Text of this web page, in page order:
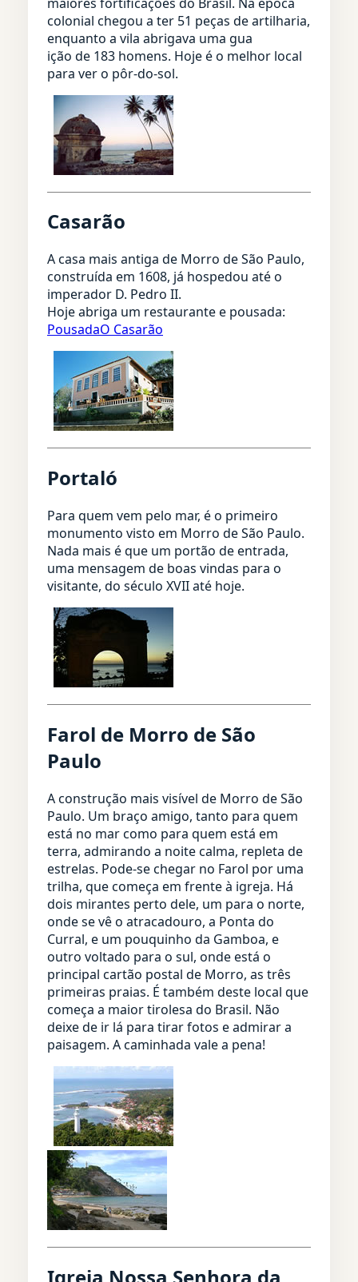
colonial chegou a ter 51 peças de artilharia,
enquanto a vila abrigava uma gua
ição de 183 homens. Hoje é o melhor local
para ver o pôr-do-sol.
Casarão
A casa mais antiga de Morro de São Paulo,
construída em 1608, já hospedou até o
imperador D. Pedro II.
Hoje abriga um restaurante e pousada:
PousadaO Casarão
Portaló
Para quem vem pelo mar, é o primeiro
monumento visto em Morro de São Paulo.
Nada mais é que um portão de entrada,
uma mensagem de boas vindas para o
visitante, do século XVII até hoje.
Farol de Morro de São
Paulo
A construção mais visível de Morro de São
Paulo. Um braço amigo, tanto para quem
está no mar como para quem está em
terra, admirando a noite calma, repleta de
estrelas. Pode-se chegar no Farol por uma
trilha, que começa em frente à igreja. Há
dois mirantes perto dele, um para o norte,
onde se vê o atracadouro, a Ponta do
Curral, e um pouquinho da Gamboa, e
outro voltado para o sul, onde está o
principal cartão postal de Morro, as três
primeiras praias. É também deste local que
começa a maior tirolesa do Brasil. Não
deixe de ir lá para tirar fotos e admirar a
paisagem. A caminhada vale a pena!
Igreja Nossa Senhora da